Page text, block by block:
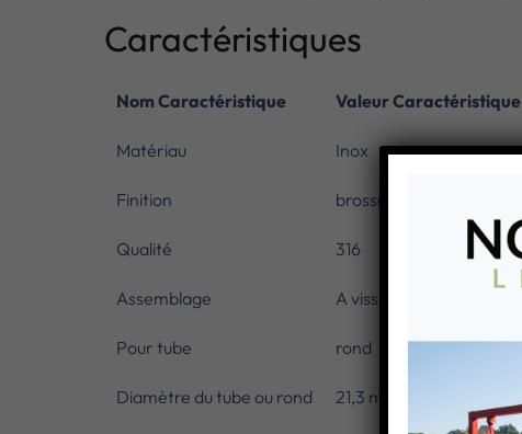
Caractéristiques
Nom Caractéristique Valeur Caractéristique
Matériau Inox
Finition brosse
Qualité 316
Assemblage A visser
Pour tube rond
Diamètre du tube ou rond 21,3 mm